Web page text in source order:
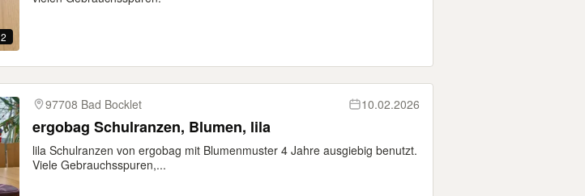
2
97708 Bad Bocklet 10.02.2026
ergobag Schulranzen, Blumen, lila
lila Schulranzen von ergobag mit Blumenmuster 4 Jahre ausgiebig benutzt.
Viele Gebrauchsspuren,...